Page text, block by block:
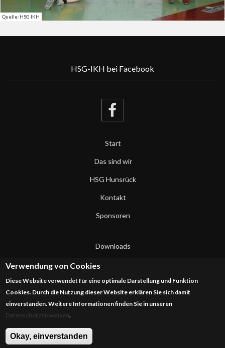
Quelle: HSG IKH
HSG-IKH bei Facebook
Start
Das sind wir
HSG Hunsrück
Kontakt
Sponsoren
Downloads
Datenschutzerklärung
Impressum
Verwendung von Cookies
Diese Website verwendet für eine optimale Darstellung und Funktion
Cookies. Durch die Nutzung dieser Website erklären Sie sich damit
einverstanden. Weitere Informationen finden Sie in unseren
Datenschutzhinweisen.
Okay, einverstanden